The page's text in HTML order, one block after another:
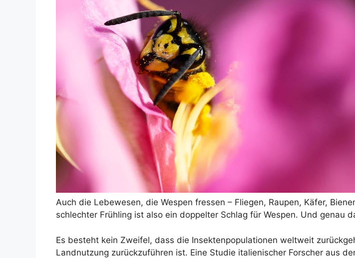
Auch die Lebewesen, die Wespen fressen – Fliegen, Raupen, Käfer,
schlechter Frühling ist also ein doppelter Schlag für Wespen. Und genau
Es besteht kein Zweifel, dass die Insektenpopulationen weltweit
Landnutzung zurückzuführen ist. Eine Studie italienischer Forscher aus